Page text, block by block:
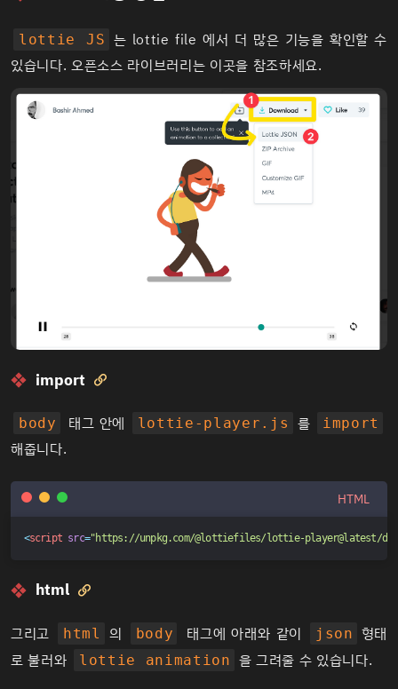
lottie JS 는 lottie file 에서 더 많은 기능을 확인할 수
있습니다. 오픈소스 라이브러리는 이곳을 참조하세요.
import 
body 태그 안에 lottie-player.js 를 import
해줍니다.
HTML
<script src="https://unpkg.com/@lottiefiles/lottie-player@latest/
html 
그리고 html 의 body 태그에 아래와 같이 json 형태
로 불러와
lottie animation 을 그려줄 수 있습니다.